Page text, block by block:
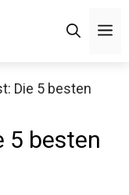
Die 5 besten
5 besten